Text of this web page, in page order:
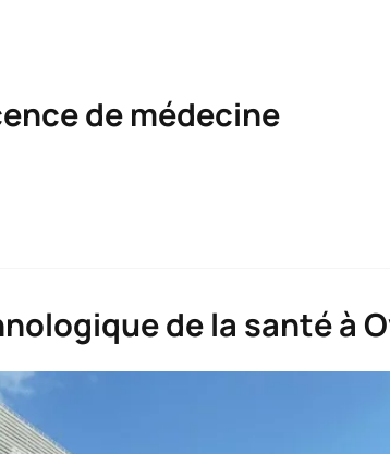
de médecine
de la santé à